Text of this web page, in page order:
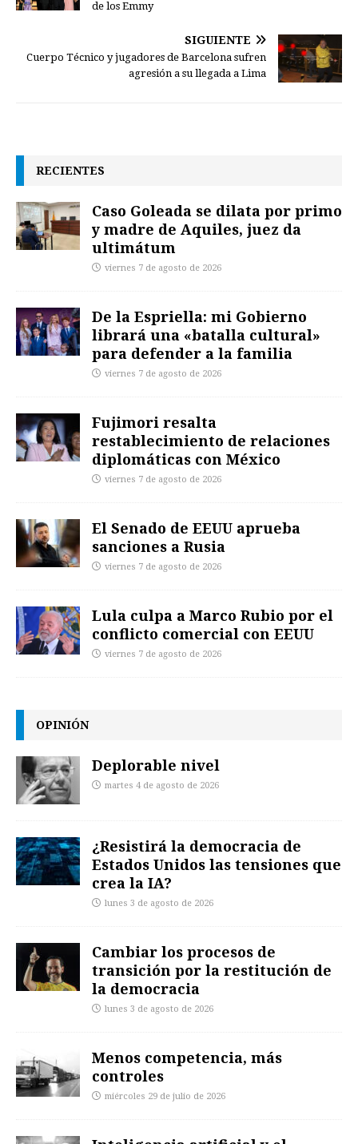
de los Emmy
SIGUIENTE
Cuerpo Técnico y jugadores de Barcelona sufren
agresión a su llegada a Lima
RECIENTES
Caso Goleada se dilata por primo
y madre de Aquiles, juez da
ultimátum
viernes 7 de agosto de 2026
De la Espriella: mi Gobierno
librará una «batalla cultural»
para defender a la familia
viernes 7 de agosto de 2026
Fujimori resalta
restablecimiento de relaciones
diplomáticas con México
viernes 7 de agosto de 2026
El Senado de EEUU aprueba
sanciones a Rusia
viernes 7 de agosto de 2026
Lula culpa a Marco Rubio por el
conflicto comercial con EEUU
viernes 7 de agosto de 2026
OPINIÓN
Deplorable nivel
martes 4 de agosto de 2026
¿Resistirá la democracia de
Estados Unidos las tensiones que
crea la IA?
lunes 3 de agosto de 2026
Cambiar los procesos de
transición por la restitución de
la democracia
lunes 3 de agosto de 2026
Menos competencia, más
controles
miércoles 29 de julio de 2026